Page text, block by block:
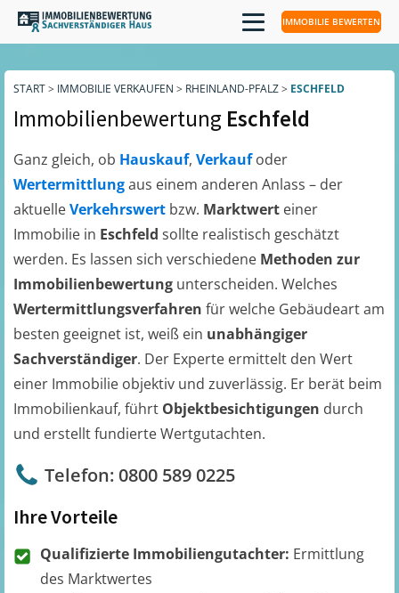
IMMOBILIE BEWERTEN
START> IMMOBILIE VERKAUFEN > RHEINLAND-PFALZ> ESCHFELD
Immobilienbewertung Eschfeld
Ganz gleich, ob Hauskauf, Verkaufoder
Wertermittlungaus einem anderen Anlass – der
aktuelleVerkehrswert bzw. Marktwert einer
Immobilie in Eschfeld sollte realistisch geschätzt
werden. Es lassen sich verschiedene Methoden zur
Immobilienbewertung unterscheiden. Welches
Wertermittlungsverfahren für welche Gebäudeart am
besten geeignet ist, weiß ein unabhängiger
Sachverständiger. Der Experte ermittelt den Wert
einer Immobilie objektiv und zuverlässig. Er berät beim
Immobilienkauf, führt Objektbesichtigungen durch
und erstellt fundierte Wertgutachten.
Telefon: 0800 589 0225
Ihre Vorteile
Qualifizierte Immobiliengutachter: Ermittlung
des Marktwertes